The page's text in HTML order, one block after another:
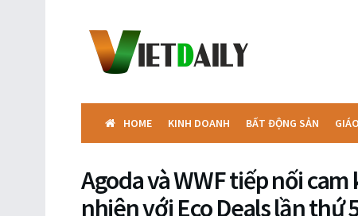
HOME KINH DOANH BẤT ĐỘNG SẢN
Agoda và WWF tiếp nối
nhiên với Eco Deals lần thứ